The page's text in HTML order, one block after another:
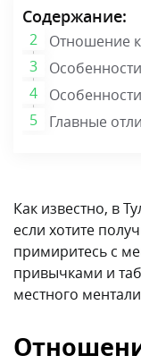
Содержание:
Отношение
Главные
Как известно, в
если хотите
примиритесь с
привычками и
местного